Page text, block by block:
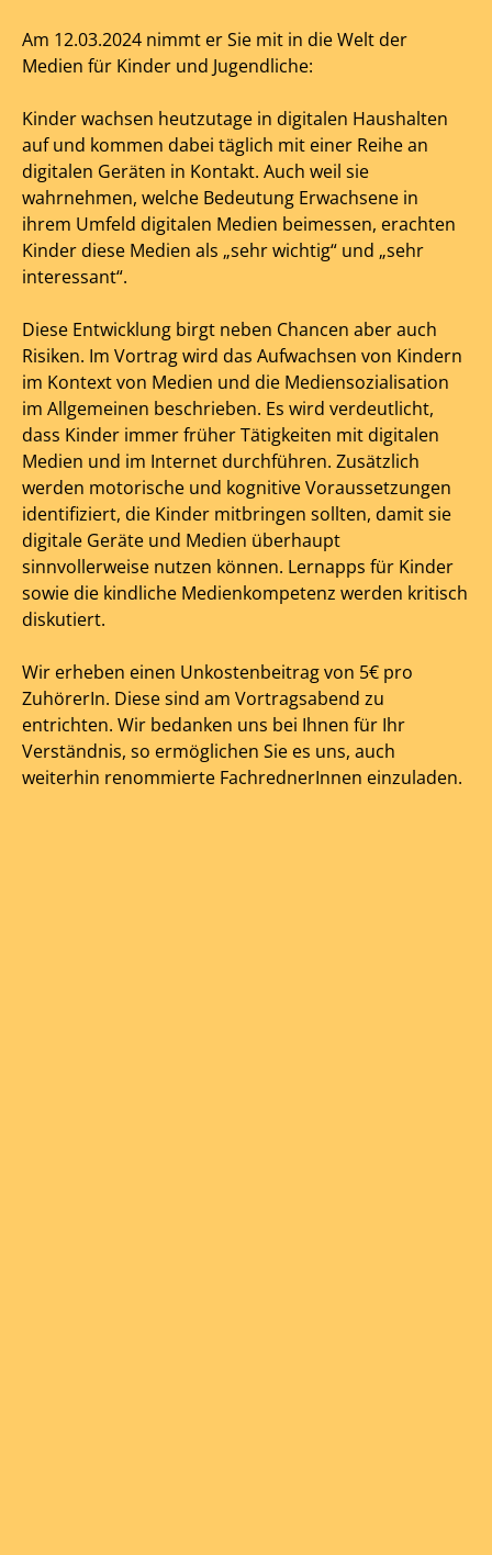
Am 12.03.2024 nimmt er Sie mit in die Welt der
Medien für Kinder und Jugendliche:
Kinder wachsen heutzutage in digitalen Haushalten
auf und kommen dabei täglich mit einer Reihe an
digitalen Geräten in Kontakt. Auch weil sie
wahrnehmen, welche Bedeutung Erwachsene in
ihrem Umfeld digitalen Medien beimessen, erachten
Kinder diese Medien als „sehr wichtig“ und „sehr
interessant“.
Diese Entwicklung birgt neben Chancen aber auch
Risiken. Im Vortrag wird das Aufwachsen von Kindern
im Kontext von Medien und die Mediensozialisation
im Allgemeinen beschrieben. Es wird verdeutlicht,
dass Kinder immer früher Tätigkeiten mit digitalen
Medien und im Internet durchführen. Zusätzlich
werden motorische und kognitive Voraussetzungen
identifiziert, die Kinder mitbringen sollten, damit sie
digitale Geräte und Medien überhaupt
sinnvollerweise nutzen können. Lernapps für Kinder
sowie die kindliche Medienkompetenz werden kritisch
diskutiert.
Wir erheben einen Unkostenbeitrag von 5€ pro
ZuhörerIn. Diese sind am Vortragsabend zu
entrichten. Wir bedanken uns bei Ihnen für Ihr
Verständnis, so ermöglichen Sie es uns, auch
weiterhin renommierte FachrednerInnen einzuladen.